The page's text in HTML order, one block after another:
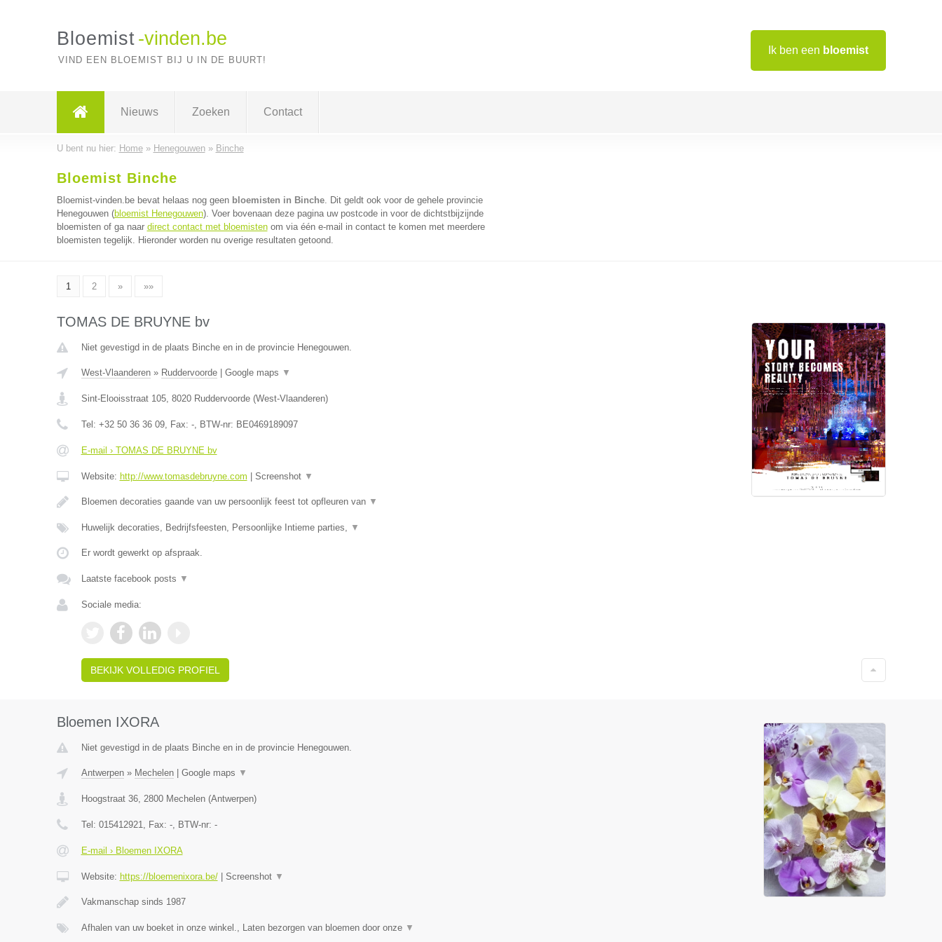
Ik ben een bloemist
Bloemist -vinden.be
VIND EEN BLOEMIST BIJ U IN DE BUURT!
Nieuws Zoeken Contact
U bent nu hier: Home» Henegouwen» Binche
Bloemist Binche
Bloemist-vinden.be bevat helaas nog geen bloemisten in Binche. Dit geldt ook voor de gehele provincie
Henegouwen (bloemist Henegouwen). Voer bovenaan deze pagina uw postcode in voor de dichtstbijzijnde
bloemisten of ga naar direct contact met bloemistenom via één e-mail in contact te komen met meerdere
bloemisten tegelijk. Hieronder worden nu overige resultaten getoond.
1 2 » »»
TOMAS DE BRUYNE bv
Niet gevestigd in de plaats Binche en in de provincie Henegouwen.
West-Vlaanderen» Ruddervoorde| Google maps ▼
Sint-Elooisstraat 105, 8020 Ruddervoorde(West-Vlaanderen)
Tel: +32 50 36 36 09, Fax: -, BTW-nr: BE0469189097
E-mail › TOMAS DE BRUYNE bv
Website: http://www.tomasdebruyne.com Screenshot ▼
Bloemen decoraties gaande van uw persoonlijk feest tot opfleuren van ▼
Huwelijk decoraties, Bedrijfsfeesten, Persoonlijke Intieme parties, ▼
Er wordt gewerkt op afspraak.
Laatste facebook posts ▼
Sociale media:
BEKIJK VOLLEDIG PROFIEL
Bloemen IXORA
Niet gevestigd in de plaats Binche en in de provincie Henegouwen.
Antwerpen» Mechelen| Google maps ▼
Hoogstraat 36, 2800 Mechelen(Antwerpen)
Tel: 015412921, Fax: -, BTW-nr: -
E-mail › Bloemen IXORA
Website: https://bloemenixora.be/| Screenshot ▼
Vakmanschap sinds 1987
Afhalen van uw boeket in onze winkel., Laten bezorgen van bloemen door onze ▼